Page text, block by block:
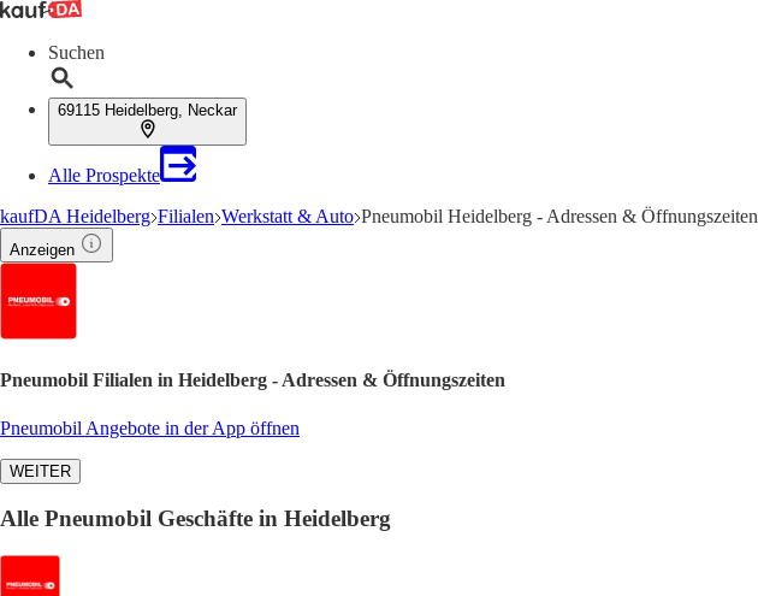
Suchen
69115 Heidelberg, Neckar
Alle Prospekte
kaufDA Heidelberg Filialen Werkstatt & Auto Pneumobil Heidelberg - Adressen & Öffnungszeiten
Anzeigen
Pneumobil Filialen in Heidelberg - Adressen & Öffnungszeiten
Pneumobil Angebote in der App öffnen
WEITER
Alle Pneumobil Geschäfte in Heidelberg